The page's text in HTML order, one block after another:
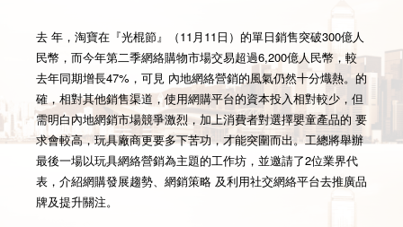
去 年，淘寶在『光棍節』（11月11日）的單日銷售突破300億人
民幣，而今年第二季網絡購物市場交易超過6,200億人民幣，較
去年同期增長47%，可見 內地網絡營銷的風氣仍然十分熾熱。的
確，相對其他銷售渠道，使用網購平台的資本投入相對較少，但
需明白內地網銷市場競爭激烈，加上消費者對選擇嬰童產品的 要
求會較高，玩具廠商更要多下苦功，才能突圍而出。工總將舉辦
最後一場以玩具網絡營銷為主題的工作坊，並邀請了2位業界代
表，介紹網購發展趨勢、網銷策略 及利用社交網絡平台去推廣品
牌及提升關注。